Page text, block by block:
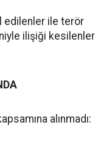
edilenler ile terör
ilişiği kesilenler
alınmadı: